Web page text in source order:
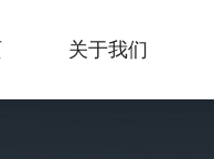
关于我们